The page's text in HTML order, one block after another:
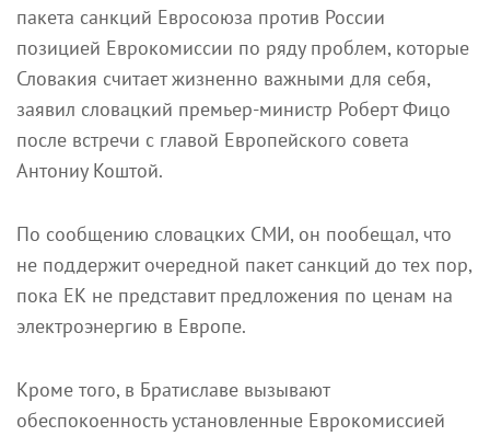
пакета санкций Евросоюза против России
позицией Еврокомиссии по ряду проблем, которые
Словакия считает жизненно важными для себя,
заявил словацкий премьер-министр Роберт Фицо
после встречи с главой Европейского совета
Антониу Коштой.
По сообщению словацких СМИ, он пообещал, что
не поддержит очередной пакет санкций до тех пор,
пока ЕК не представит предложения по ценам на
электроэнергию в Европе.
Кроме того, в Братиславе вызывают
обеспокоенность установленные Еврокомиссией